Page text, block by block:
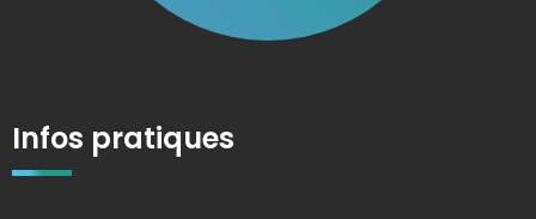
Infos pratiques